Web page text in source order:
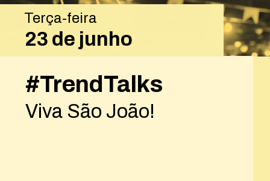
#TrendTalks
Viva São João!
Terça-feira
23 de junho